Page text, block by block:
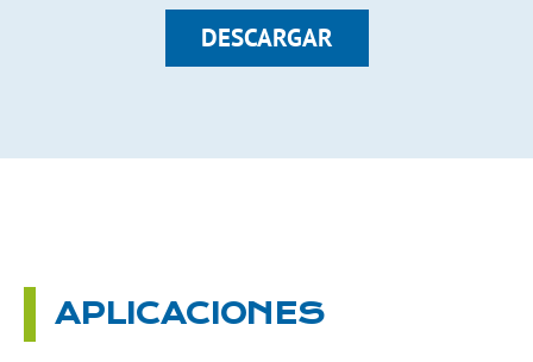
DESCARGAR
APLICACIONES